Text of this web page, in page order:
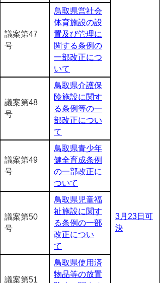
3月23日可
決
議案第47
号
鳥取県営社会
体育施設の設
置及び管理に
関する条例の
一部改正につ
いて
議案第48
号
鳥取県介護保
険施設に関す
る条例等の一
部改正につい
て
議案第49
号
鳥取県青少年
健全育成条例
の一部改正に
ついて
議案第50
号
鳥取県児童福
祉施設に関す
る条例の一部
改正につい
て
議案第51
鳥取県使用済
物品等の放置